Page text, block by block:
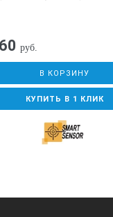
одновременно)
с
руб.
В КОРЗИНУ
КУПИТЬ В 1 КЛИК